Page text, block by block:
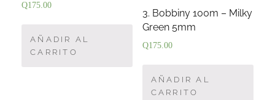
Q175.00
AÑADIR AL
CARRITO
3. Bobbiny 100m – Milky
Green 5mm
Q175.00
AÑADIR AL
CARRITO